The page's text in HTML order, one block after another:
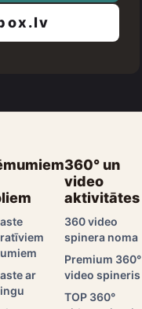
ar
360° un
video
aktivitātes
360 video
spinera noma
Premium 360°
video spineris
TOP 360°